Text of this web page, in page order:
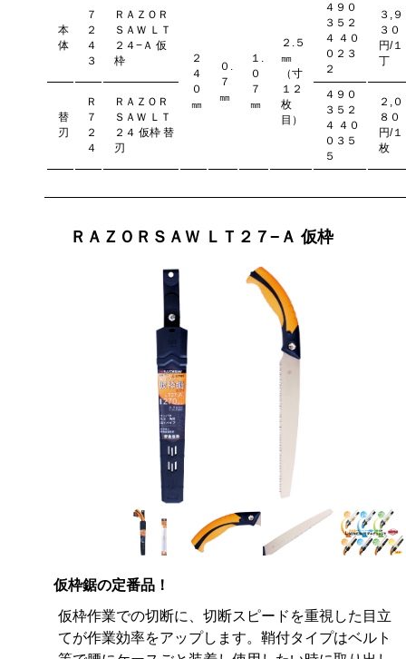
本
体
７
２
４
３
ＲＡＺＯＲ
ＳＡＷ ＬＴ
２４−Ａ 仮
枠
２
４
０
㎜
０.
７
㎜
１.
０
７
㎜
２.５
㎜
（寸
１２
枚
目）
４９０
３５２
４ ４０
０２３
２
３,９
３０
円/１
丁
替
刃
Ｒ
７
２
４
ＲＡＺＯＲ
ＳＡＷ ＬＴ
２４ 仮枠 替
刃
４９０
３５２
４ ４０
０３５
５
２,０
８０
円/１
枚
ＲＡＺＯＲＳＡＷ ＬＴ２７−Ａ 仮枠
仮枠鋸の定番品！
仮枠作業での切断に、切断スピードを重視した目立
てが作業効率をアップします。鞘付タイプはベルト